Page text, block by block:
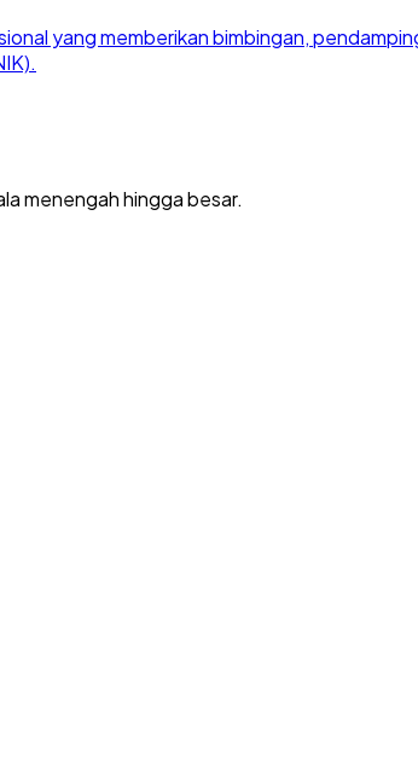
yang memberikan bimbingan,
menengah hingga besar.